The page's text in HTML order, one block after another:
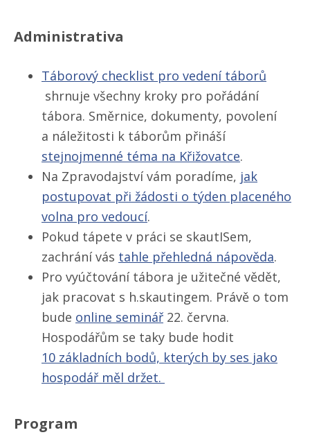
Administrativa
Táborový checklist pro vedení táborů
shrnuje všechny kroky pro pořádání
tábora. Směrnice, dokumenty, povolení
a náležitosti k táborům přináší
stejnojmenné téma na Křižovatce.
Na Zpravodajství vám poradíme, jak
postupovat při žádosti o týden placeného
volna pro vedoucí.
Pokud tápete v práci se skautISem,
zachrání vás tahle přehledná nápověda.
Pro vyúčtování tábora je užitečné vědět,
jak pracovat s h.skautingem. Právě o tom
bude online seminář 22. června.
Hospodářům se taky bude hodit
10 základních bodů, kterých by ses jako
hospodář měl držet.
Program